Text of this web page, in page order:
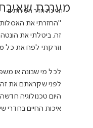
הגיינת חדר השירותים
מערכת שאיבת
"החזרתי את האסלות
זה. ביטלתי את
לכל מי שבונה או
לפני שקראתם את זה.
היום טכנולוגיה